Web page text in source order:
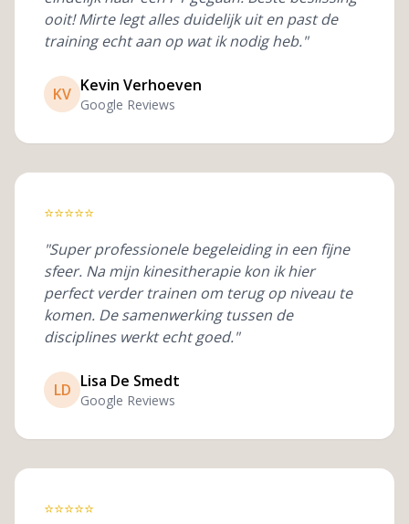
ooit! Mirte legt alles duidelijk uit en past de
training echt aan op wat ik nodig heb."
KV Kevin Verhoeven
Google Reviews
⭐⭐⭐⭐⭐
"Super professionele begeleiding in een fijne
sfeer. Na mijn kinesitherapie kon ik hier
perfect verder trainen om terug op niveau te
komen. De samenwerking tussen de
disciplines werkt echt goed."
LD Lisa De Smedt
Google Reviews
⭐⭐⭐⭐⭐